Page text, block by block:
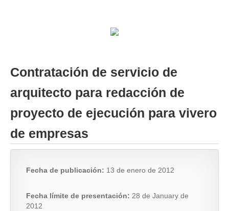
Contratación de servicio de
arquitecto para redacción de
proyecto de ejecución para vivero
de empresas
Fecha de publicación: 13 de enero de 2012
Fecha límite de presentación: 28 de January de
2012